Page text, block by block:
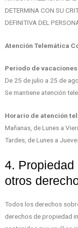
DETERMINA CON SU
DEFINITIVA DEL
Atención Telemática
Periodo de
De 25 de julio a 25 de
Se mantiene atención
Horario de atención
Mañanas, de Lunes a
Tardes, de Lunes a
4.
otros
Todos los derechos
derechos de propiedad